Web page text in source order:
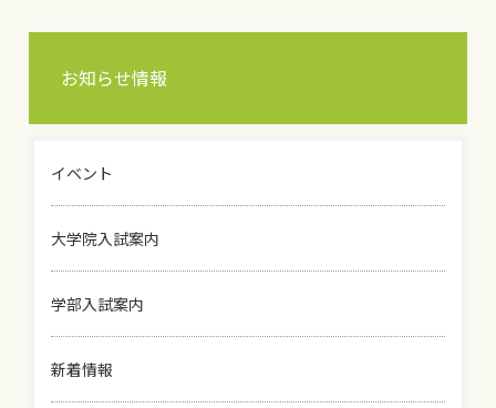
お知らせ情報
イベント
大学院入試案内
学部入試案内
新着情報